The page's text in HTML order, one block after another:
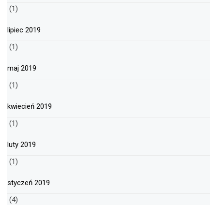
(1)
lipiec 2019
(1)
maj 2019
(1)
kwiecień 2019
(1)
luty 2019
(1)
styczeń 2019
(4)